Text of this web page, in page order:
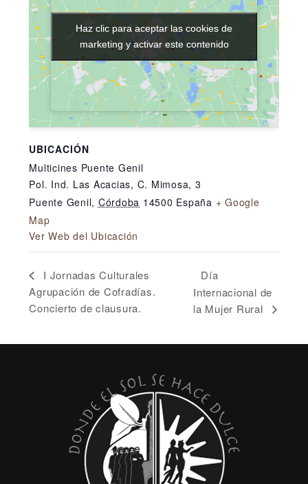
UBICACIÓN
Multicines Puente Genil
Pol. Ind. Las Acacias, C. Mimosa, 3
Puente Genil, Córdoba 14500 España + Google
Map
Ver Web del Ubicación
Haz clic para aceptar las cookies de
marketing y activar este contenido
Haz clic para aceptar las cookies de
marketing y activar este contenido
I Jornadas Culturales
Agrupación de Cofradías.
Concierto de clausura.
Día
Internacional de
la Mujer Rural